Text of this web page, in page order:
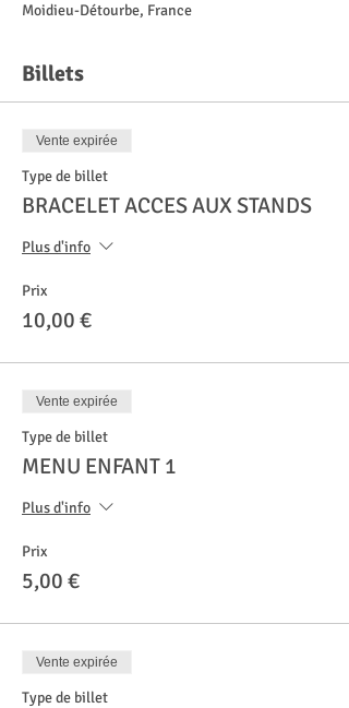
Moidieu-Détourbe, France
Billets
Vente expirée
Type de billet
BRACELET ACCES AUX STANDS
Plus d'info
Prix
10,00 €
Vente expirée
Type de billet
MENU ENFANT 1
Plus d'info
Prix
5,00 €
Vente expirée
Type de billet